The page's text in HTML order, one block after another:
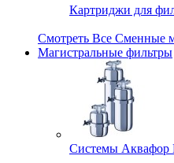
Картриджи для
Смотреть Все Сменные
Магистральные фильтры
Системы Аквафор